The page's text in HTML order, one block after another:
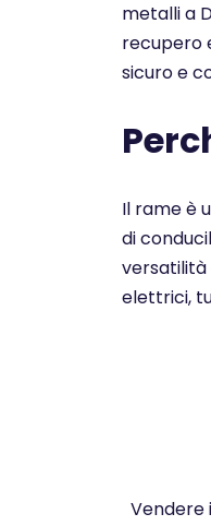
metalli a
recupero
sicuro e
Il rame è
di
versatilità
elettrici,
Vendere